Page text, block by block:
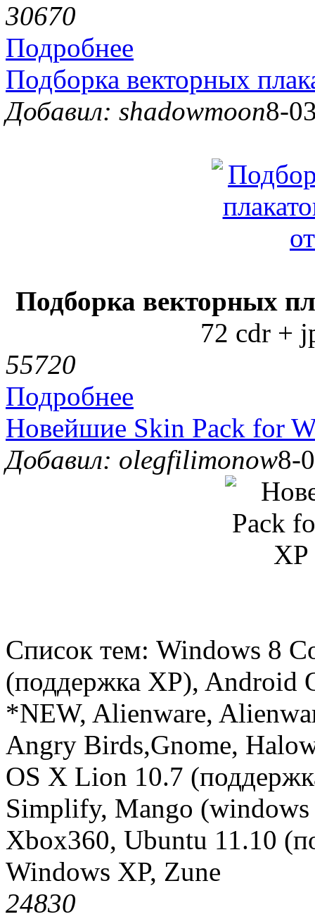
30670
Подробнее
Подборка векторных
Добавил: shadowmoon8-
Подборка векторных
72 cdr +
55720
Подробнее
Новейшие Skin Pack for
Добавил: olegfilimonow8-
Список тем: Windows 8
(поддержка ХР), Android
*NEW, Alienware,
Angry Birds,Gnome,
OS X Lion 10.7
Simplify, Mango
Xbox360, Ubuntu 11.10
Windows XP, Zune
24830